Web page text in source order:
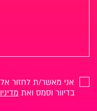
אני מאשר/ת לחזור
בדיוור וסמס ואת